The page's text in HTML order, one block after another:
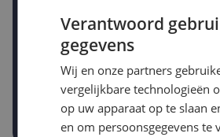
Gewenste daling of bedrag
-10% -15%
Prijsalert
Verantwoord
gegevens
Wij en onze partners
vergelijkbare technologieën
op uw apparaat op te slaan
en om persoonsgegevens te